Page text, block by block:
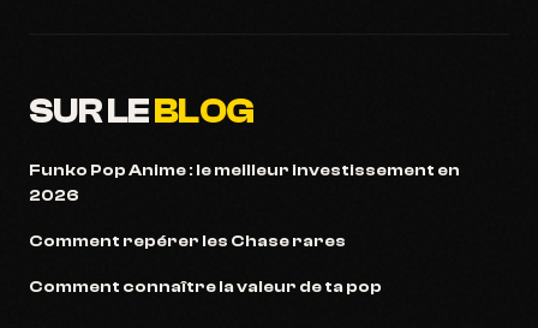
SUR LEBLOG
Funko Pop Anime : le meilleur investissement en
2026
Comment repérer les Chase rares
Comment connaître la valeur de ta pop